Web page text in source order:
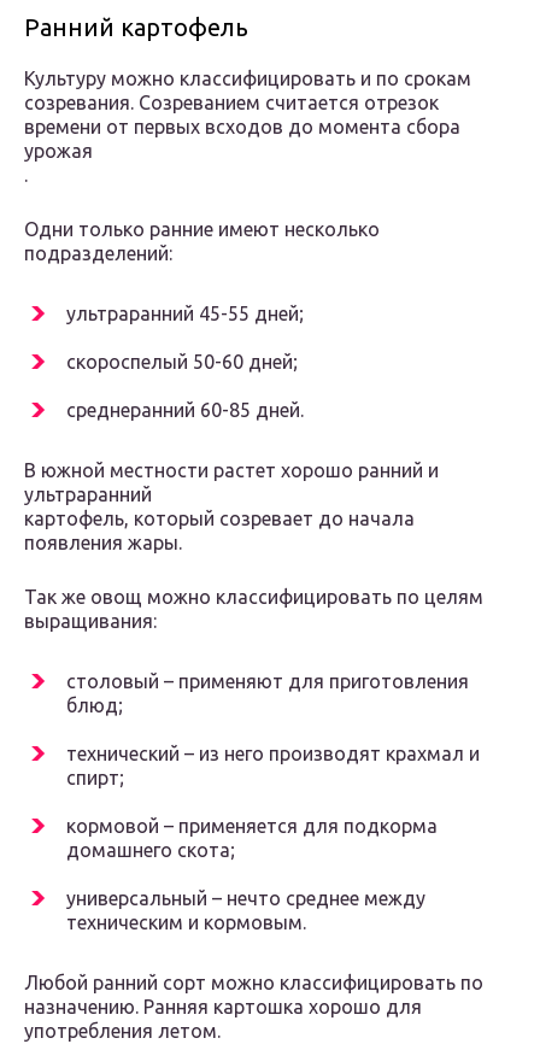
Ранний картофель
Культуру можно классифицировать и по срокам
созревания. Созреванием считается отрезок
времени от первых всходов до момента сбора
урожая
.
Одни только ранние имеют несколько
подразделений:
ультраранний 45-55 дней;
скороспелый 50-60 дней;
среднеранний 60-85 дней.
В южной местности растет хорошо ранний и
ультраранний
картофель, который созревает до начала
появления жары.
Так же овощ можно классифицировать по целям
выращивания:
столовый – применяют для приготовления
блюд;
технический – из него производят крахмал и
спирт;
кормовой – применяется для подкорма
домашнего скота;
универсальный – нечто среднее между
техническим и кормовым.
Любой ранний сорт можно классифицировать по
назначению. Ранняя картошка хорошо для
употребления летом.